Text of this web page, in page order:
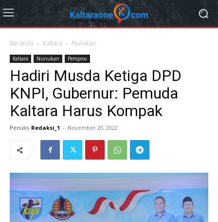
Beranda Kaltara Nunukan
Kaltara Nunukan Pemprov
Hadiri Musda Ketiga DPD
KNPI, Gubernur: Pemuda
Kaltara Harus Kompak
Penulis Redaksi_1 - November 20, 2022